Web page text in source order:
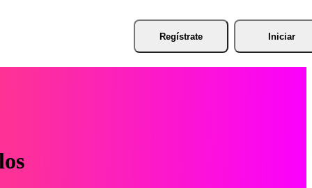
Regístrate Iniciar